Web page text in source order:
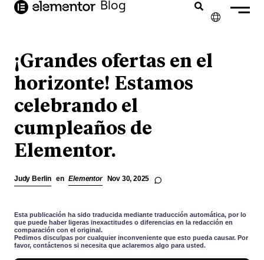
contenido Blog
¡Grandes ofertas en el
horizonte! Estamos
celebrando el
cumpleaños de
Elementor.
Judy Berlin en Elementor Nov 30, 2025
Esta publicación ha sido traducida mediante traducción automática, por lo
que puede haber ligeras inexactitudes o diferencias en la redacción en
comparación con el original.
Pedimos disculpas por cualquier inconveniente que esto pueda causar. Por
favor, contáctenos si necesita que aclaremos algo para usted.